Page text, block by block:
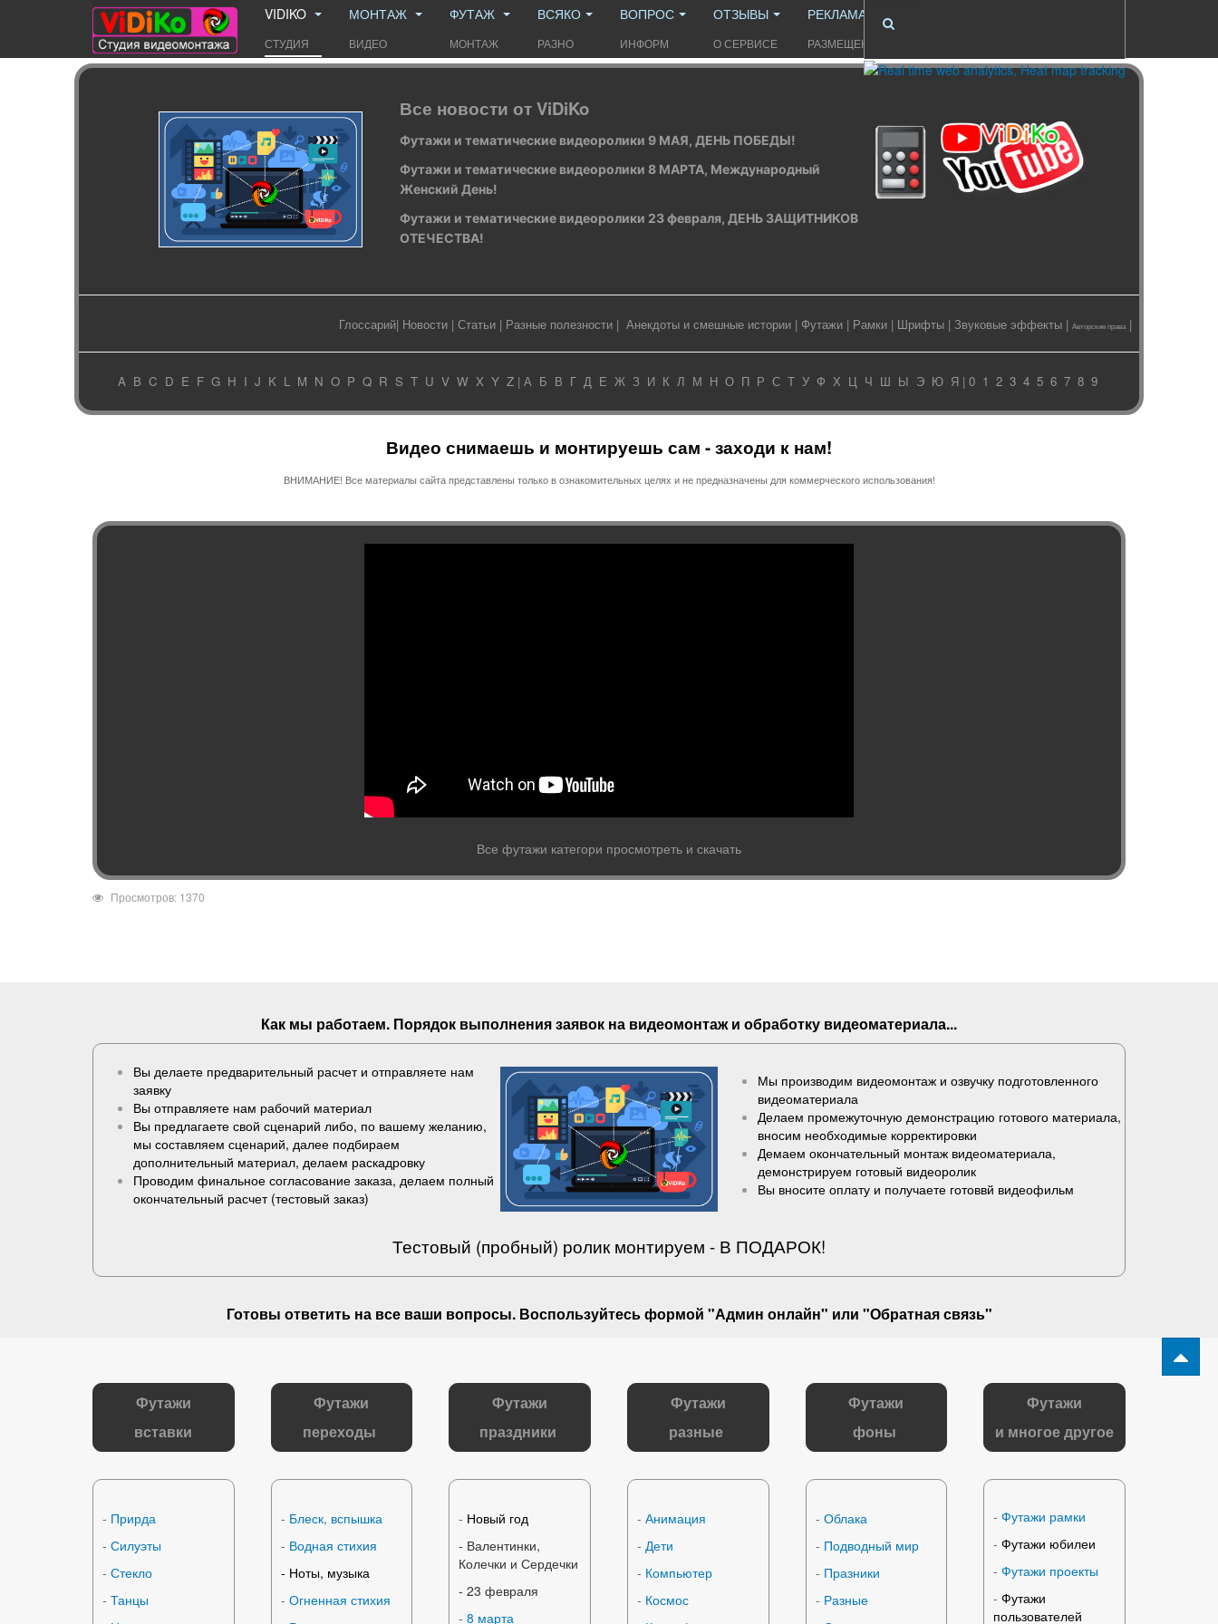
VIDIKO
СТУДИЯ
МОНТАЖ
ВИДЕО
ФУТАЖ
МОНТАЖ
ВСЯКО
РАЗНО
ВОПРОС
ИНФОРМ
ОТЗЫВЫ
О СЕРВИСЕ
РЕКЛАМА
РАЗМЕЩЕНИЕ
Все новости от ViDiKo
Футажи и тематические видеоролики 9 МАЯ, ДЕНЬ ПОБЕДЫ!
Футажи и тематические видеоролики 8 МАРТА, Международный
Женский День!
Футажи и тематические видеоролики 23 февраля, ДЕНЬ ЗАЩИТНИКОВ
ОТЕЧЕСТВА!
Глоссарий| Новости | Статьи | Разные полезности | Анекдоты и смешные истории | Футажи | Рамки | Шрифты | Звуковые эффекты | Авторские права |
A B C D E F G H I J K L M N O P Q R S T U V W X Y Z| А Б В Г Д Е Ж З И К Л М Н О П Р С Т У Ф Х Ц Ч Ш Ы Э Ю Я| 0 1 2 3 4 5 67 89
Видео снимаешь и монтируешь сам - заходи к нам!
ВНИМАНИЕ! Все материалы сайта представлены только в ознакомительных целях и не предназначены для коммерческого использования!
Все футажи категори просмотреть и скачать
Просмотров: 1370
Как мы работаем. Порядок выполнениязаявок на видеомонтаж и обработку видеоматериала...
Вы делаете предварительный расчет и отправляете нам
заявку
Вы отправляете нам рабочий материал
Вы предлагаете свой сценарий либо, по вашему желанию,
мы составляем сценарий, далее подбираем
дополнительный материал, делаем раскадровку
Проводим финальное согласование заказа, делаем полный
окончательный расчет (тестовый заказ)
Мы производим видеомонтаж и озвучку подготовленного
видеоматериала
Делаем промежуточную демонстрацию готового материала,
вносим необходимые корректировки
Демаем окончательный монтаж видеоматериала,
демонстрируем готовый видеоролик
Вы вносите оплату и получаете готоввй видеофильм
Тестовый (пробный) ролик монтируем - В ПОДАРОК!
Готовы ответить на все ваши вопросы. Воспользуйтесь формой "Админ онлайн" или "Обратная связь"
Футажи
вставки
- Прирда
- Силуэты
- Стекло
- Танцы
Футажи
переходы
- Блеск, вспышка
- Водная стихия
- Ноты, музыка
- Огненная стихия
Футажи
праздники
- Новый год
- Валентинки,
Колечки и Сердечки
-23 февраля
-8 марта
Футажи
разные
- Анимация
- Дети
- Компьютер
- Космос
Футажи
фоны
- Облака
- Подводный мир
- Празники
- Разные
Футажи
и многое другое
-Футажи рамки
-Футажи юбилеи
-Футажи проекты
-Футажи
пользователей